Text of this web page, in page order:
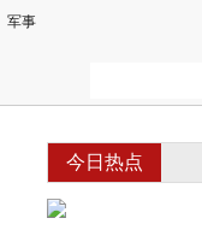
军事
今日热点